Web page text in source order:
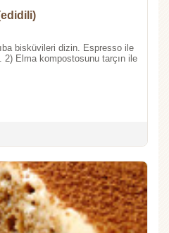
Tiramisu (edidili)
bisküvileri dizin. Espresso ile
2) Elma kompostosunu tarçın ile